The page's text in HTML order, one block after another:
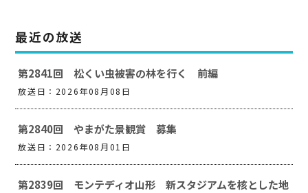
最近の放送
第2841回 松くい虫被害の林を行く 前編
放送日：2026年08月08日
第2840回 やまがた景観賞 募集
放送日：2026年08月01日
第2839回 モンテディオ山形 新スタジアムを核とした地